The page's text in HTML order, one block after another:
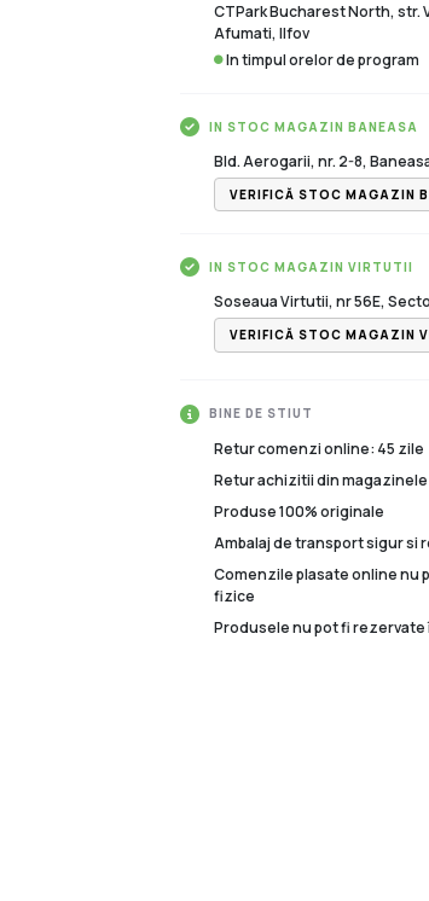
CTPark Bucharest North, str.
Afumati, Ilfov
In timpul orelor de program
IN STOC MAGAZIN BANEASA
Bld. Aerogarii, nr. 2-8,
VERIFICĂ STOC MAGAZIN
IN STOC MAGAZIN VIRTUTII
Soseaua Virtutii, nr 56E,
VERIFICĂ STOC MAGAZIN
BINE DE STIUT
Retur comenzi online: 45 zile
Retur achizitii din
Produse 100% originale
Ambalaj de transport sigur si
Comenzile plasate online nu
fizice
Produsele nu pot fi